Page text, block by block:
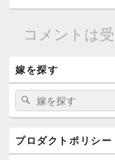
コメントは
イ
ン
サ
ド
ー
嫁を探す
検
索:
検
索
プロダクトポリシー